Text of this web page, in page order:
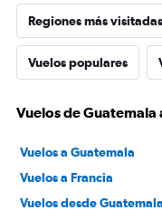
Regiones más visitadas
Vuelos populares
Vuelos de Guatemala
Vuelos a Guatemala
Vuelos a Francia
Vuelos desde Guatemala